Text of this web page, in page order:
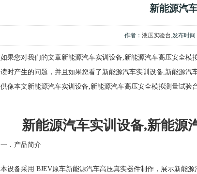
新能源汽
作者： 液压实验台,发布时
如果您对我们的文章新能源汽车实训设备,新能源汽车高压安全
读时产生的问题，并且如果您看了新能源汽车实训设备,新能源
供像本文新能源汽车实训设备,新能源汽车高压安全模拟测量试验
新能源汽车实训设备,新能源
一．产品简介
本设备采用 BJEV原车新能源汽车高压真实器件制作，展示新能